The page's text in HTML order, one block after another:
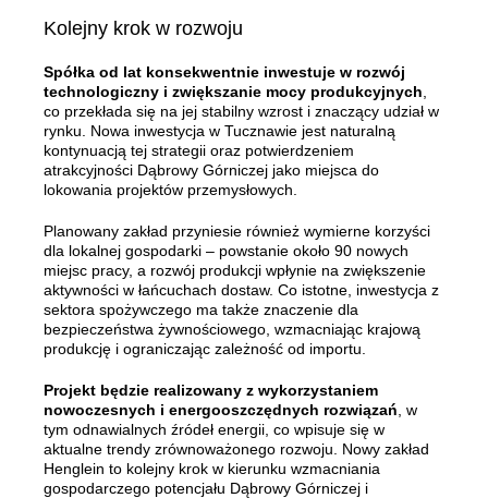
Kolejny krok w rozwoju
Spółka od lat konsekwentnie inwestuje w rozwój
technologiczny i zwiększanie mocy produkcyjnych
co przekłada się na jej stabilny wzrost i znaczący udział w
rynku. Nowa inwestycja w Tucznawie jest naturalną
kontynuacją tej strategii oraz potwierdzeniem
atrakcyjności Dąbrowy Górniczej jako miejsca do
lokowania projektów przemysłowych.
Planowany zakład przyniesie również wymierne korzyści
dla lokalnej gospodarki – powstanie około 90 nowych
miejsc pracy, a rozwój produkcji wpłynie na zwiększenie
aktywności w łańcuchach dostaw. Co istotne, inwestycja z
sektora spożywczego ma także znaczenie dla
bezpieczeństwa żywnościowego, wzmacniając krajową
produkcję i ograniczając zależność od importu.
Projekt będzie realizowany z wykorzystaniem
nowoczesnych i energooszczędnych rozwiązań , w
tym odnawialnych źródeł energii, co wpisuje się w
aktualne trendy zrównoważonego rozwoju. Nowy zakład
Henglein to kolejny krok w kierunku wzmacniania
gospodarczego potencjału Dąbrowy Górniczej i